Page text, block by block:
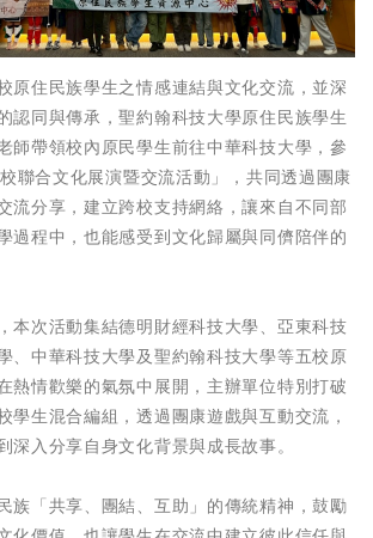
原住民族學生之情感連結與文化交流，並深
認同與傳承，聖約翰科技大學原住民族學生
師帶領校內原民學生前往中華科技大學，參
聯合文化展演暨交流活動」，共同透過團康
流分享，建立跨校支持網絡，讓來自不同部
過程中，也能感受到文化歸屬與同儕陪伴的
本次活動集結德明財經科技大學、亞東科技
、中華科技大學及聖約翰科技大學等五校原
熱情歡樂的氣氛中展開，主辦單位特別打破
學生混合編組，透過團康遊戲與互動交流，
深入分享自身文化背景與成長故事。
族「共享、團結、互助」的傳統精神，鼓勵